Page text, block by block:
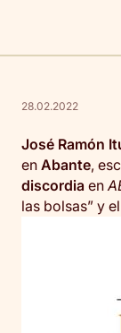
28.02.2022
José Ramón
en Abante,
discordia en
las bolsas” y